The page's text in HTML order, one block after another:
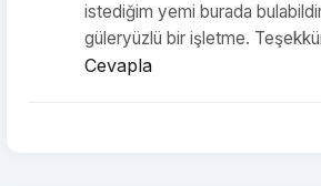
istediğim yemi burada
güleryüzlü bir işletme.
Cevapla